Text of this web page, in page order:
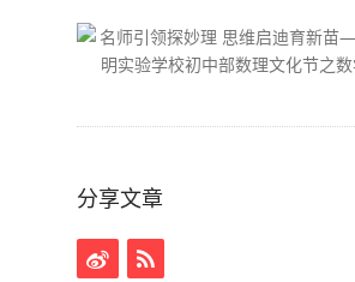
分享文章